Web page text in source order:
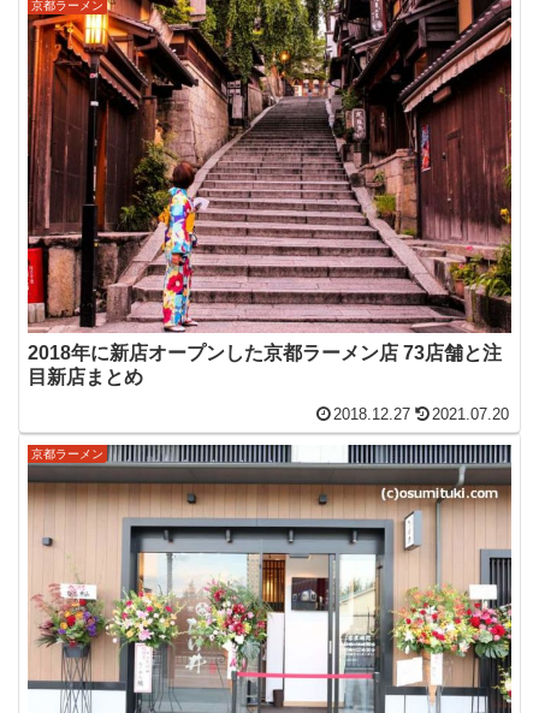
京都ラーメン
2018年に新店オープンした京都ラーメン店 73店舗と注
目新店まとめ
2018.12.27 2021.07.20
京都ラーメン